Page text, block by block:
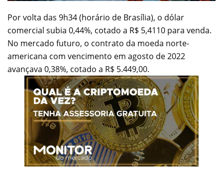
Por volta das 9h34 (horário de Brasília), o dólar
comercial subia 0,44%, cotado a R$ 5,4110 para venda.
No mercado futuro, o contrato da moeda norte-
americana com vencimento em agosto de 2022
avançava 0,38%, cotado a R$ 5.449,00.